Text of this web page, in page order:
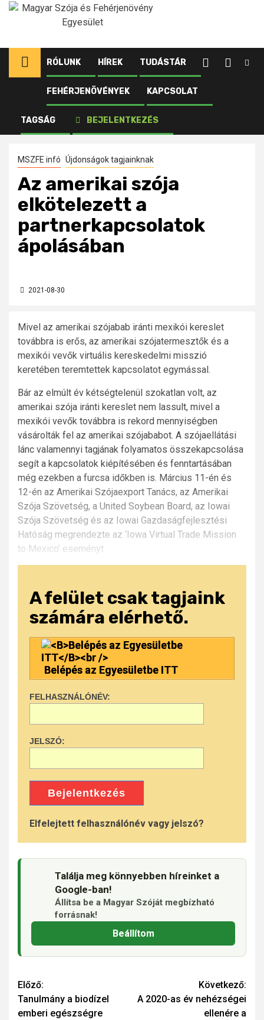
Ugrás
RÓLUNK HÍREK TUDÁSTÁR
FEHÉRJENÖVÉNYEK KAPCSOLAT
TAGSÁG BEJELENTKEZÉS
Kezdőlap
Újdonságok tagjainknak
ápolásában
MSZFE infó Újdonságok tagjainknak
Az amerikai szója
elkötelezett a
partnerkapcsolatok
ápolásában
2021-08-30
Mivel az amerikai szójabab iránti mexikói kereslet
továbbra is erős, az amerikai szójatermesztők és a
mexikói vevők virtuális kereskedelmi misszió
keretében teremtettek kapcsolatot egymással.
Bár az elmúlt év kétségtelenül szokatlan volt, az
amerikai szója iránti kereslet nem lassult, mivel a
mexikói vevők továbbra is rekord mennyiségben
vásárolták fel az amerikai szójababot. A szójaellátási
lánc valamennyi tagjának folyamatos összekapcsolása
segít a kapcsolatok kiépítésében és fenntartásában
még ezekben a furcsa időkben is. Március 11-én és
12-én az Amerikai Szójaexport Tanács, az Amerikai
Szója Szövetség, a United Soybean Board, az Iowai
Szója Szövetség és az Iowai Gazdaságfejlesztési
Hatóság megrendezte az ‘Iowa Virtual Trade Mission
to Mexico’ eseményt.
A felület csak tagjaink
számára elérhető.
Belépés az Egyesületbe ITT
FELHASZNÁLÓNÉV:
JELSZÓ:
Bejelentkezés
Elfelejtett felhasználónév vagy jelszó?
Találja meg könnyebben híreinket a
Google-ban!
Állítsa be a Magyar Szóját megbízható
forrásnak!
Beállítom
Continue
Reading
Előző:
Tanulmány a biodízel
emberi egészségre
Következő:
A 2020-as év nehézségei
ellenére a